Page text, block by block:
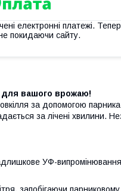
електронні платежі.
покидаючи сайту.
для вашого врожаю!
за допомогою
за лічені хвилини.
УФ-
запобігаючи